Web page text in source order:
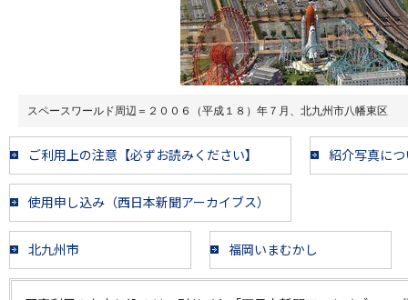
スペースワールド周辺＝２００６（平成１８）年７月、北九州市八幡東区
ご利用上の注意【必ずお読みください】 紹介写真に
使用申し込み（西日本新聞アーカイブス）
北九州市 福岡いまむかし